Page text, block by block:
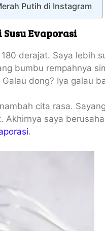
Putih di Instagram
Evaporasi
derajat. Saya lebih
bumbu rempahnya
dong? Iya galau
cita rasa.
Akhirnya saya
.